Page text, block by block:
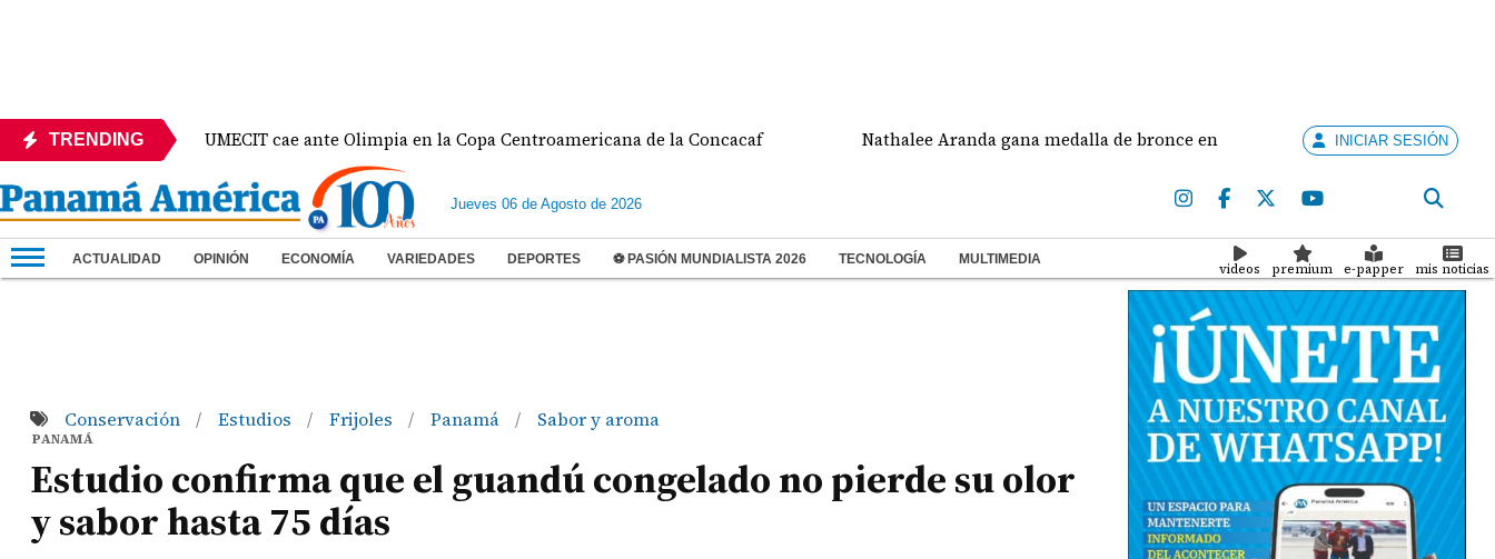
TRENDINGUMECIT cae ante Olimpia en la Copa Centroamericana de la Concacaf Nathalee Aranda gana medalla de bronce en salto largo femenino José
INICIAR SESIÓN
Jueves 06 de Agosto de 2026
ACTUALIDAD OPINIÓN ECONOMÍA VARIEDADES DEPORTES ⚽ PASIÓN MUNDIALISTA 2026 TECNOLOGÍA MULTIMEDIA
videos premium e-papper mis noticias
Conservación / Estudios / Frijoles / Panamá / Sabor y aroma
PANAMÁ
Estudio confirma que el guandú congelado no pierde su olor
y sabor hasta 75 días